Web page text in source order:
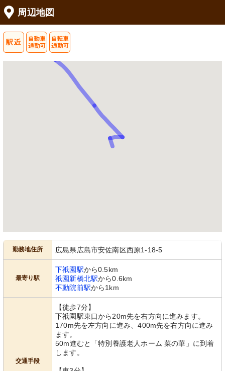
周辺地図
勤務地住所 広島県広島市安佐南区西原1-18-5
最寄り駅
下祇園駅から0.5km
祇園新橋北駅から0.6km
不動院前駅から1km
交通手段
【徒歩7分】
下祇園駅東口から20m先を右方向に進みます。
170m先を左方向に進み、400m先を右方向に進み
ます。
50m進むと「特別養護老人ホーム 菜の華」に到着
します。